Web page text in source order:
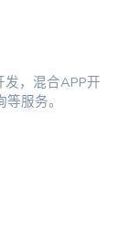
发，混合APP开
服务。